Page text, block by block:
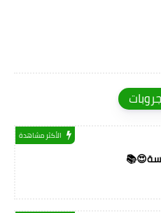
الأكثر مشاهدة